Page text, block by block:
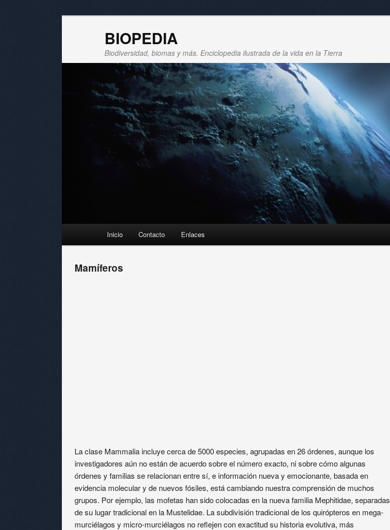
BIOPEDIA
Biodiversidad, biomas y más. Enciclopedia ilustrada de la vida en la Tierra
Ir al contenido principal
Ir al contenido secundario
Inicio Contacto Enlaces
Mamíferos
La clase Mammalia incluye cerca de 5000 especies, agrupadas en 26 órdenes, aunque los
investigadores aún no están de acuerdo sobre el número exacto, ni sobre cómo algunas
órdenes y familias se relacionan entre sí, e información nueva y emocionante, basada en
evidencia molecular y de nuevos fósiles, está cambiando nuestra comprensión de muchos
grupos. Por ejemplo, las mofetas han sido colocadas en la nueva familia Mephitidae, separadas
de su lugar tradicional en la Mustelidae. La subdivisión tradicional de los quirópteros en mega-
murciélagos y micro-murciélagos no reflejen con exactitud su historia evolutiva, más